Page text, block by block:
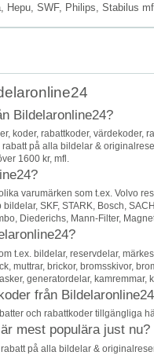
Hepu, SWF, Philips, Stabilus
Bildelaronline24?
koder, rabattkoder, värdekoder,
på alla bildelar &
1600 kr, mfl.
varumärken som t.ex. Volvo
SKF, STARK, Bosch,
Diederichs, Mann-Filter,
t.ex. bildelar, reservdelar,
muttrar, brickor, bromsskivor,
generatordelar, kamremmar,
från
och rabattkoder tillgängliga
mest populära just nu?
på alla bildelar &